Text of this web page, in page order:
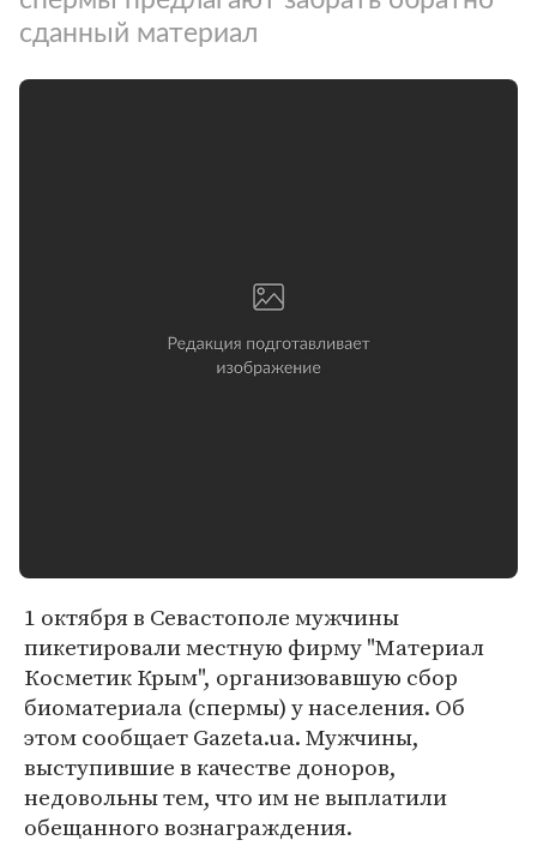
сданный материал
1 октября в Севастополе мужчины
пикетировали местную фирму "Материал
Косметик Крым", организовавшую сбор
биоматериала (спермы) у населения. Об
этом сообщает Gazeta.ua. Мужчины,
выступившие в качестве доноров,
недовольны тем, что им не выплатили
обещанного вознаграждения.